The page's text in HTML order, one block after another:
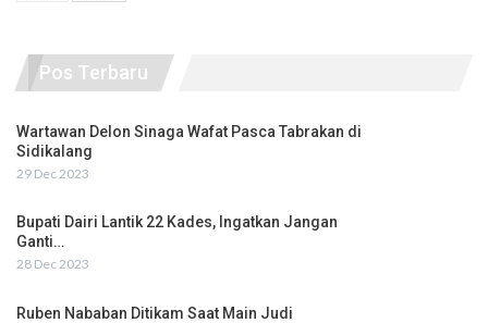
Pos Terbaru
Wartawan Delon Sinaga Wafat Pasca Tabrakan di
Sidikalang
29 Dec 2023
Bupati Dairi Lantik 22 Kades, Ingatkan Jangan
Ganti…
28 Dec 2023
Ruben Nababan Ditikam Saat Main Judi